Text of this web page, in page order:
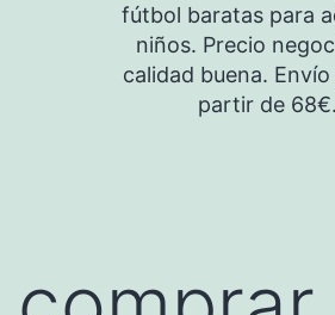
fútbol baratas para
niños. Precio
calidad buena.
partir de 68€.